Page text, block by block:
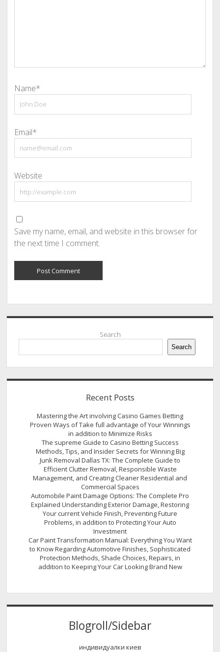
Name*
Email*
Website
Save my name, email, and website in this browser for
the next time I comment.
Sidebar
Search
Search
Recent Posts
Mastering the Art involving Casino Games Betting
Proven Ways of Take full advantage of Your Winnings
in addition to Minimize Risks
The supreme Guide to Casino Betting Success
Methods, Tips, and Insider Secrets for Winning Big
Junk Removal Dallas TX: The Complete Guide to
Efficient Clutter Removal, Responsible Waste
Management, and Creating Cleaner Residential and
Commercial Spaces
Automobile Paint Damage Options: The Complete Pro
Explained Understanding Exterior Damage, Restoring
Your current Vehicle Finish, Preventing Future
Problems, in addition to Protecting Your Auto
Investment
Car Paint Transformation Manual: Everything You Want
to Know Regarding Automotive Finishes, Sophisticated
Protection Methods, Shade Choices, Repairs, in
addition to Keeping Your Car Looking Brand New
Blogroll/Sidebar
индивидуалки киев